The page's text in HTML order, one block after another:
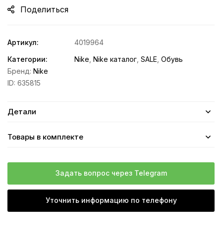
Поделиться
Артикул:
4019964
Категории:
Nike Nike каталог SALE Обувь
Бренд: Nike
ID: 635815
Детали
Товары в комплекте
Задать вопрос через Telegram
Уточнить информацию по телефону